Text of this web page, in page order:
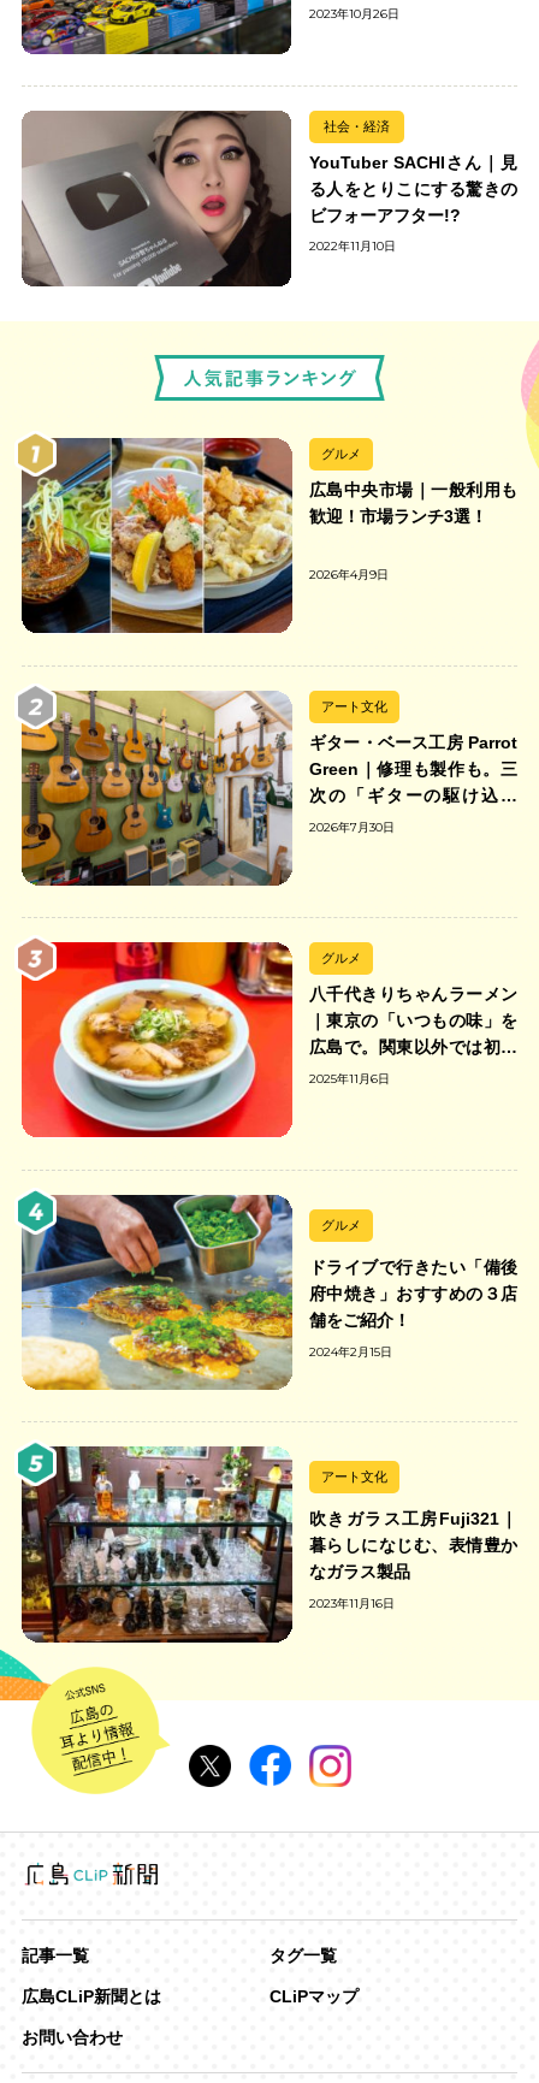
の出会いを楽しもう
2023年10月26日
社会・経済
YouTuber SACHIさん｜見
る人をとりこにする驚きの
ビフォーアフター!?
2022年11月10日
グルメ
広島中央市場｜一般利用も
歓迎！市場ランチ3選！
2026年4月9日
アート文化
ギター・ベース工房 Parrot
Green｜修理も製作も。三
次の「ギターの駆け込み
寺」
2026年7月30日
グルメ
八千代きりちゃんラーメン
｜東京の「いつもの味」を
広島で。関東以外では初の
「ちゃんのれん組合」加盟
2025年11月6日
グルメ
ドライブで行きたい「備後
府中焼き」おすすめの３店
舗をご紹介！
2024年2月15日
アート文化
吹きガラス工房Fuji321｜
暮らしになじむ、表情豊か
なガラス製品
2023年11月16日
記事一覧 タグ一覧
広島CLiP新聞とは CLiPマップ
お問い合わせ